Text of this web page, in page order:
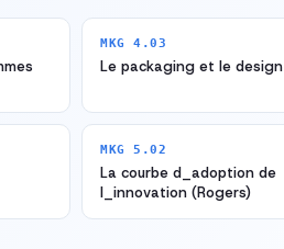
MKG 4.03
Le packaging et le design
MKG 5.02
La courbe d_adoption de
l_innovation (Rogers)